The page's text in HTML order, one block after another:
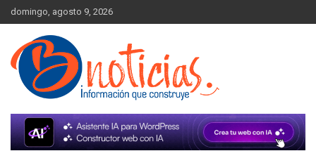
Skip
to
content
domingo, agosto 9, 2026
BNoticias